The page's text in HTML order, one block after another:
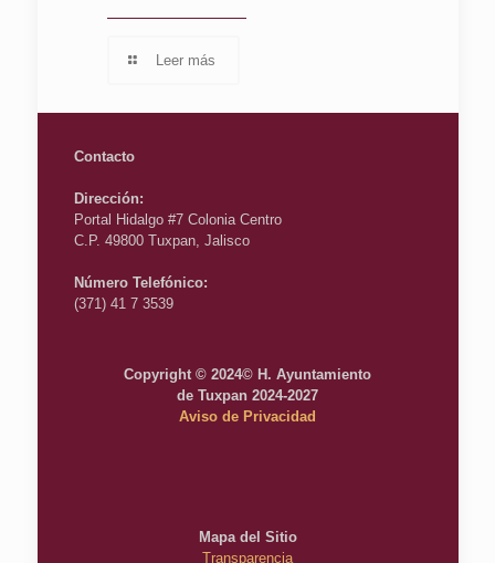
Leer más
Contacto
Dirección:
Portal Hidalgo #7 Colonia Centro
C.P. 49800 Tuxpan, Jalisco
Número Telefónico:
(371) 41 7 3539
Copyright © 2024© H. Ayuntamiento
de Tuxpan 2024-2027
Aviso de Privacidad
Mapa del Sitio
Transparencia